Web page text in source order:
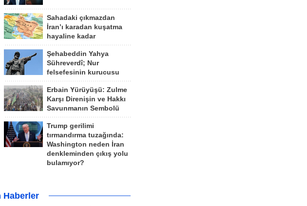
Sahadaki çıkmazdan
İran’ı karadan kuşatma
hayaline kadar
Şehabeddin Yahya
Sühreverdî; Nur
felsefesinin kurucusu
Erbain Yürüyüşü: Zulme
Karşı Direnişin ve Hakkı
Savunmanın Sembolü
Trump gerilimi
tırmandırma tuzağında:
Washington neden İran
denkleminden çıkış yolu
bulamıyor?
Haberler